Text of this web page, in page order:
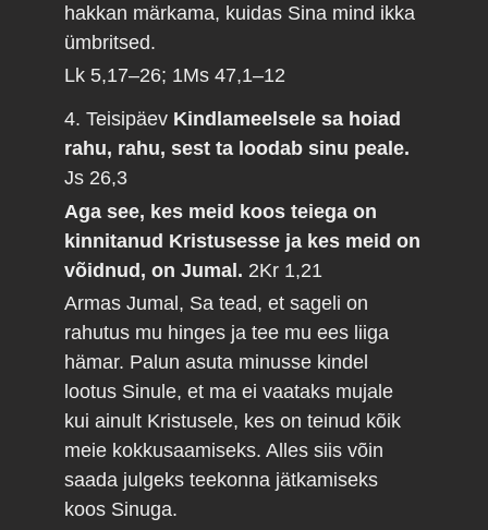
hakkan märkama, kuidas Sina mind ikka
ümbritsed.
Lk 5,17–26; 1Ms 47,1–12
4. Teisipäev Kindlameelsele sa hoiad
rahu, rahu, sest ta loodab sinu peale.
Js 26,3
Aga see, kes meid koos teiega on
kinnitanud Kristusesse ja kes meid on
võidnud, on Jumal. 2Kr 1,21
Armas Jumal, Sa tead, et sageli on
rahutus mu hinges ja tee mu ees liiga
hämar. Palun asuta minusse kindel
lootus Sinule, et ma ei vaataks mujale
kui ainult Kristusele, kes on teinud kõik
meie kokkusaamiseks. Alles siis võin
saada julgeks teekonna jätkamiseks
koos Sinuga.